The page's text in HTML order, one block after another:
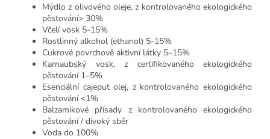
Mýdlo z olivového oleje, z kontrolovaného ekologického
pěstování> 30%
Včelí vosk 5-15%
Rostlinný alkohol (ethanol) 5-15%
Cukrové povrchově aktivní látky 5–15%
Karnaubský vosk, z certifikovaného ekologického
pěstování 1–5%
Esenciální cajeput olej, z kontrolovaného ekologického
pěstování <1%
Balzamikové přísady z kontrolovaného ekologického
pěstování / divoký sběr
Voda do 100%